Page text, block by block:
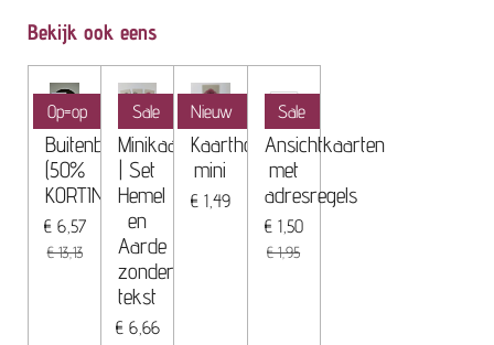
Bekijk ook eens
Op=op
Buitenbeentjes
(50%
KORTING)
€ 6,57
€ 13,13
Sale
Minikaartjes
| Set
Hemel
en
Aarde
zonder
tekst
€ 6,66
Nieuw
Kaarthouder
mini
€ 1,49
Sale
Ansichtkaarten
met
adresregels
€ 1,50
€ 1,95